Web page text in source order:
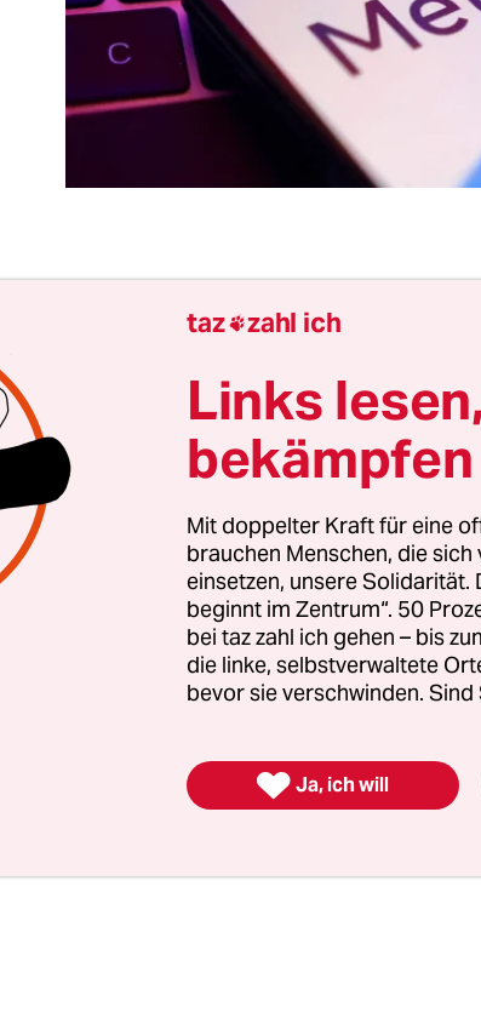
mal eine gute Nachricht aus
Tech-Konzern Meta, Mutter unter anderem
Instagram, schiebt nach juristischen
und Da­ten­schüt­ze­r:in­nen seine KI-
ist nicht primär deshalb so gut, weil das
gruselig wäre. Das ist zwar denkbar, lässt
die Ankündigungen und auch die
viel zu schwammig
auch einer der Vorwürfe gegenüber
deshalb eine gute Nachricht, weil der Fall
etwas – auch und sogar, wenn auf der
der Welt steht. Denn in der Regel
haben sich längst eine gut geölte
taz zahl ich
Links
bekämpfen
Mit doppelter Kraft für eine
brauchen Menschen, die
einsetzen, unsere Solidarität.
beginnt im Zentrum“. 50
bei taz zahl ich gehen – bis
die linke, selbstverwaltete
bevor sie verschwinden. Sind
 Ja, ich will